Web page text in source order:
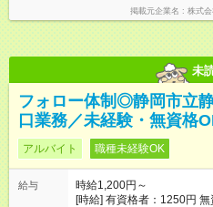
掲載元企業名 株式
未
フォロー体制◎静岡市立
口業務／未経験・無資格
アルバイト 職種未経験OK
給与
時給1,200円～
[時給] 有資格者：1250円 無資格者：